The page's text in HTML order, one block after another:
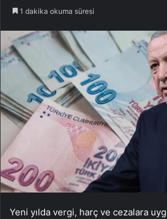
1 dakika okuma süresi
Yeni yılda vergi, harç ve cezalara